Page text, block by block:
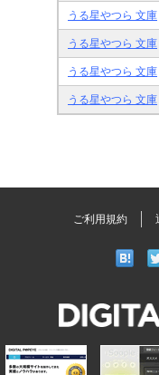
うる星やつら 文庫
うる星やつら 文庫
うる星やつら 文庫
うる星やつら 文庫
ご利用規約